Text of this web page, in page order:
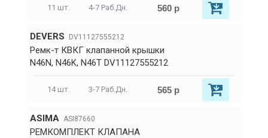
11 шт. 4-7 Раб.Дн. 560 р
DEVERS DV11127555212
Ремк-т КВКГ клапанной крышки
N46N, N46K, N46T DV11127555212
14 шт. 3-7 Раб.Дн. 565 р
ASIMA ASI87660
РЕМКОМПЛЕКТ КЛАПАНА